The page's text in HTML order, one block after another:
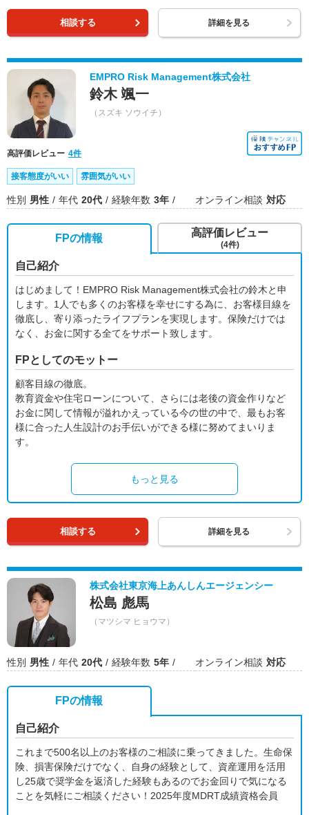
相談する 詳細を見る
EMPRO Risk Management株式会社
鈴木 颯一
（スズキ ソウイチ）
高評価レビュー 4件
接客態度がいい 雰囲気がいい
性別 男性 年代 20代 経験年数 3年 オンライン相談 対応
FPの情報
自己紹介
はじめまして！EMPRO Risk Management株式会社の鈴木と申
します。1人でも多くのお客様を幸せにする為に、お客様目線を
徹底し、寄り添ったライフプランを実現します。保険だけでは
なく、お金に関する全てをサポート致します。
FPとしてのモットー
顧客目線の徹底。
教育資金や住宅ローンについて、さらには老後の資金作りなど
お金に関して情報が溢れかえっている今の世の中で、最もお客
様に合った人生設計のお手伝いができる様に努めてまいりま
す。
もっと見る
高評価レビュー
(4件)
相談する 詳細を見る
株式会社東京海上あんしんエージェンシー
松島 彪馬
（マツシマ ヒョウマ）
性別 男性 年代 20代 経験年数 5年 オンライン相談 対応
FPの情報
自己紹介
これまで500名以上のお客様のご相談に乗ってきました。生命保
険、損害保険だけでなく、自身の経験として、資産運用を活用
し25歳で奨学金を返済した経験もあるのでお金回りで気になる
ことを気軽にご相談ください！2025年度MDRT成績資格会員